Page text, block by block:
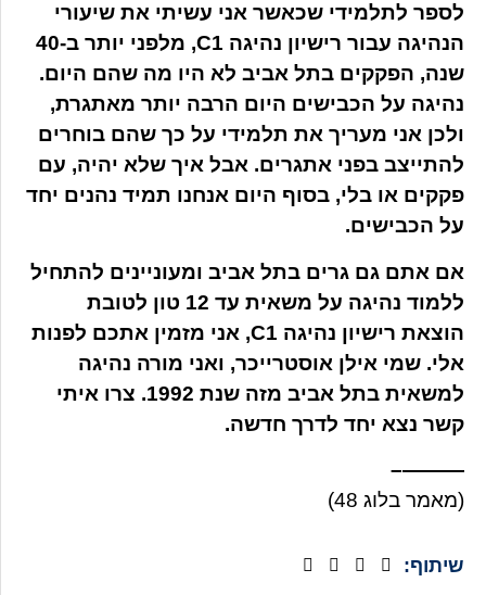
לספר לתלמידי שכאשר אני עשיתי את שיעורי
הנהיגה עבור רישיון נהיגה C1, מלפני יותר ב-40
שנה, הפקקים בתל אביב לא היו מה שהם היום.
נהיגה על הכבישים היום הרבה יותר מאתגרת,
ולכן אני מעריך את תלמידי על כך שהם בוחרים
להתייצב בפני אתגרים. אבל איך שלא יהיה, עם
פקקים או בלי, בסוף היום אנחנו תמיד נהנים יחד
על הכבישים.
אם אתם גם גרים בתל אביב ומעוניינים להתחיל
ללמוד נהיגה על משאית עד 12 טון לטובת
הוצאת רישיון נהיגה C1, אני מזמין אתכם לפנות
אלי. שמי אילן אוסטרייכר, ואני מורה נהיגה
למשאית בתל אביב מזה שנת 1992. צרו איתי
קשר נצא יחד לדרך חדשה.
———–
(מאמר בלוג 48)
שיתוף: